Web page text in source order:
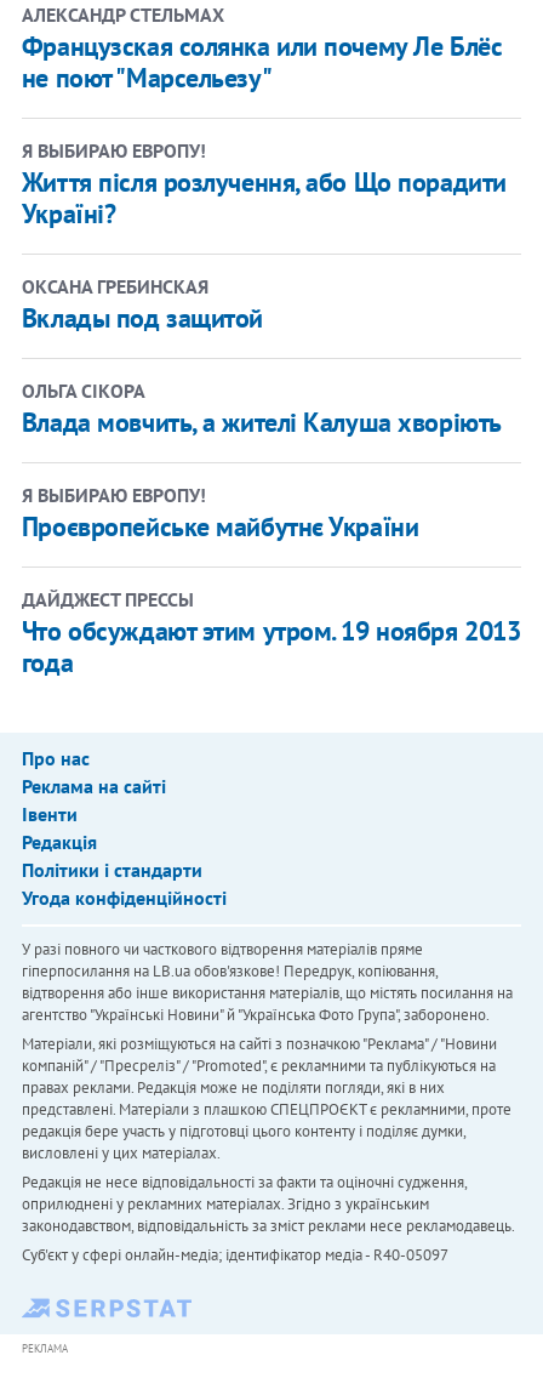
АЛЕКСАНДР СТЕЛЬМАХ
Французская солянка или почему Ле Блёс
не поют "Марсельезу"
Я ВЫБИРАЮ ЕВРОПУ!
Життя після розлучення, або Що порадити
Україні?
ОКСАНА ГРЕБИНСКАЯ
Вклады под защитой
ОЛЬГА СІКОРА
Влада мовчить, а жителі Калуша хворіють
Я ВЫБИРАЮ ЕВРОПУ!
Проєвропейське майбутнє України
ДАЙДЖЕСТ ПРЕССЫ
Что обсуждают этим утром. 19 ноября 2013
года
Про нас
Реклама на сайті
Івенти
Редакція
Політики і стандарти
Угода конфіденційності
У разі повного чи часткового відтворення матеріалів пряме
гіперпосилання на LB.ua обов'язкове! Передрук, копіювання,
відтворення або інше використання матеріалів, що містять посилання на
агентство "Українськi Новини" й "Українська Фото Група", заборонено.
Матеріали, які розміщуються на сайті з позначкою "Реклама" / "Новини
компаній" / "Пресреліз" / "Promoted", є рекламними та публікуються на
правах реклами. Редакція може не поділяти погляди, які в них
представлені. Матеріали з плашкою СПЕЦПРОЄКТ є рекламними, проте
редакція бере участь у підготовці цього контенту і поділяє думки,
висловлені у цих матеріалах.
Редакція не несе відповідальності за факти та оціночні судження,
оприлюднені у рекламних матеріалах. Згідно з українським
законодавством, відповідальність за зміст реклами несе рекламодавець.
Cуб'єкт у сфері онлайн-медіа; ідентифікатор медіа - R40-05097
РЕКЛАМА